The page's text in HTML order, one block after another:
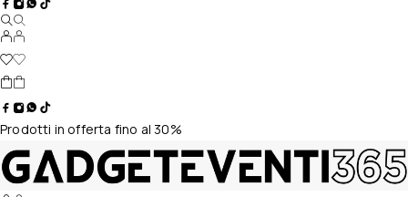
Prodotti in offerta fino al 30%